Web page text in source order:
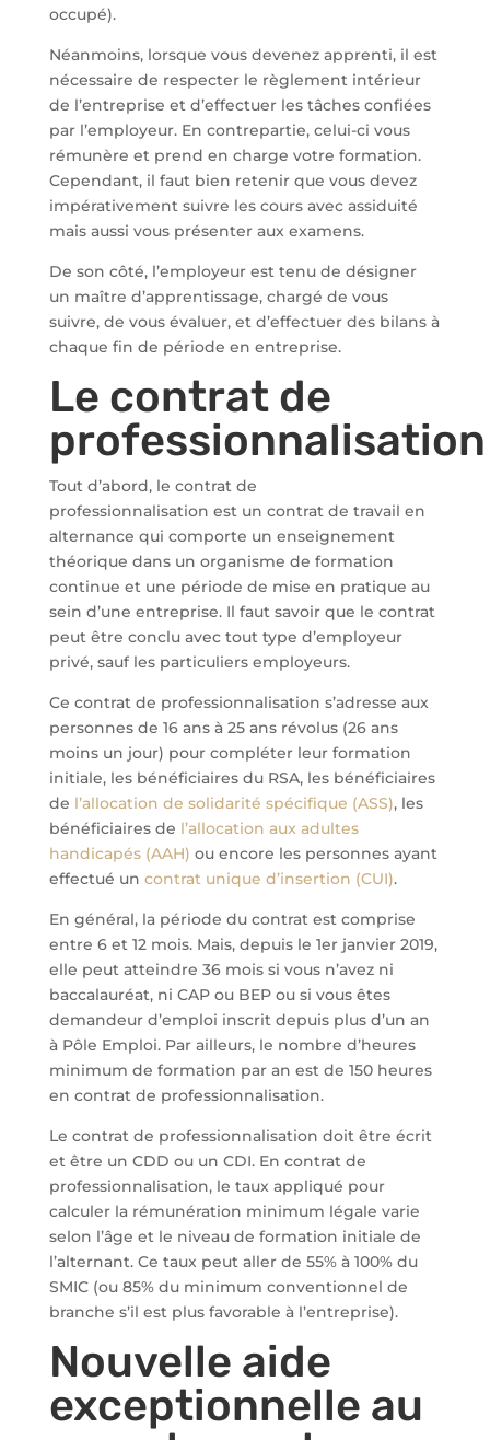
occupé).
Néanmoins, lorsque vous devenez apprenti, il est
nécessaire de respecter le règlement intérieur
de l’entreprise et d’effectuer les tâches confiées
par l’employeur. En contrepartie, celui-ci vous
rémunère et prend en charge votre formation.
Cependant, il faut bien retenir que vous devez
impérativement suivre les cours avec assiduité
mais aussi vous présenter aux examens.
De son côté, l’employeur est tenu de désigner
un maître d’apprentissage, chargé de vous
suivre, de vous évaluer, et d’effectuer des bilans à
chaque fin de période en entreprise.
Le contrat de
professionnalisation
Tout d’abord, le contrat de
professionnalisation est un contrat de travail en
alternance qui comporte un enseignement
théorique dans un organisme de formation
continue et une période de mise en pratique au
sein d’une entreprise. Il faut savoir que le contrat
peut être conclu avec tout type d’employeur
privé, sauf les particuliers employeurs.
Ce contrat de professionnalisation s’adresse aux
personnes de 16 ans à 25 ans révolus (26 ans
moins un jour) pour compléter leur formation
initiale, les bénéficiaires du RSA, les bénéficiaires
de l’allocation de solidarité spécifique (ASS), les
bénéficiaires de l’allocation aux adultes
handicapés (AAH) ou encore les personnes ayant
effectué un contrat unique d’insertion (CUI).
En général, la période du contrat est comprise
entre 6 et 12 mois. Mais, depuis le 1er janvier 2019,
elle peut atteindre 36 mois si vous n’avez ni
baccalauréat, ni CAP ou BEP ou si vous êtes
demandeur d’emploi inscrit depuis plus d’un an
à Pôle Emploi. Par ailleurs, le nombre d’heures
minimum de formation par an est de 150 heures
en contrat de professionnalisation.
Le contrat de professionnalisation doit être écrit
et être un CDD ou un CDI. En contrat de
professionnalisation, le taux appliqué pour
calculer la rémunération minimum légale varie
selon l’âge et le niveau de formation initiale de
l’alternant. Ce taux peut aller de 55% à 100% du
SMIC (ou 85% du minimum conventionnel de
branche s’il est plus favorable à l’entreprise).
Nouvelle aide
exceptionnelle au